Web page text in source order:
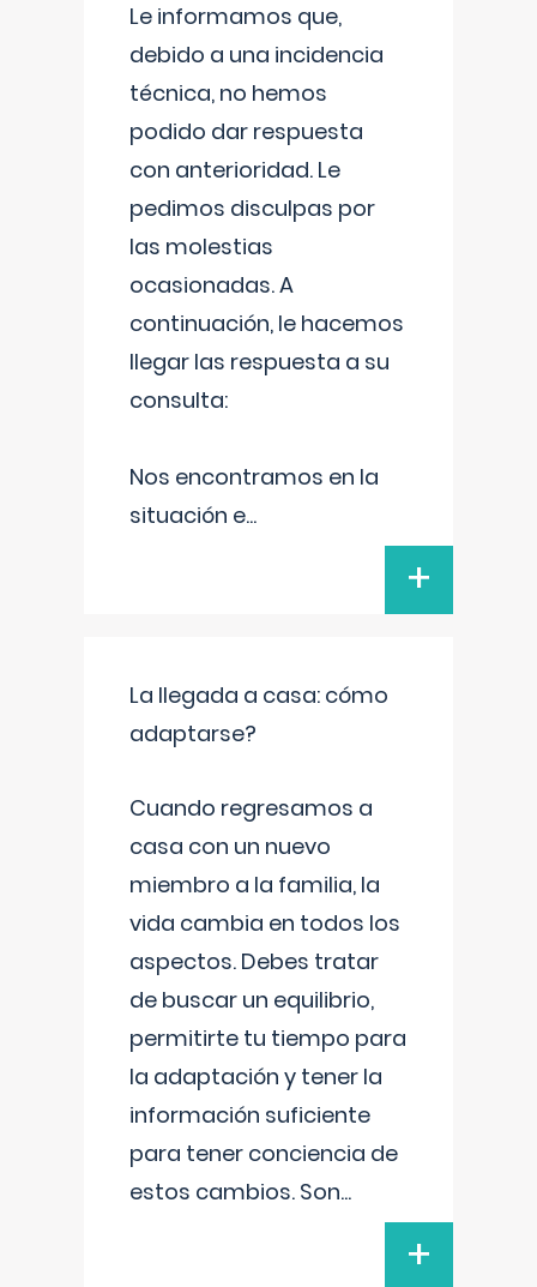
Le informamos que,
debido a una incidencia
técnica, no hemos
podido dar respuesta
con anterioridad. Le
pedimos disculpas por
las molestias
ocasionadas. A
continuación, le hacemos
llegar las respuesta a su
consulta:
Nos encontramos en la
situación e...
+
La llegada a casa: cómo
adaptarse?
Cuando regresamos a
casa con un nuevo
miembro a la familia, la
vida cambia en todos los
aspectos. Debes tratar
de buscar un equilibrio,
permitirte tu tiempo para
la adaptación y tener la
información suficiente
para tener conciencia de
estos cambios. Son...
+